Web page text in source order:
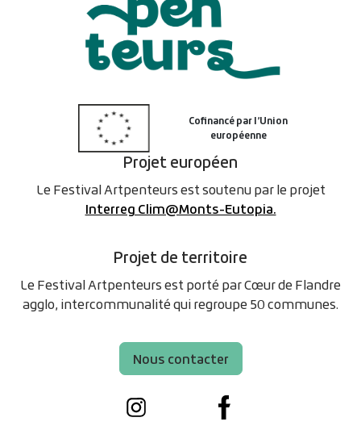
Projet européen
Le Festival Artpenteurs est soutenu par le projet
Interreg Clim@Monts-Eutopia.
Projet de territoire
Le Festival Artpenteurs est porté par Cœur de Flandre
agglo, intercommunalité qui regroupe 50 communes.
Nous contacter
Instagram Facebook